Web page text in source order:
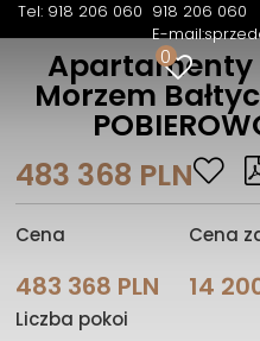
Tel: 918 206 060 918 206 060
E-mail:
0
Apartamenty
Morzem
483 368 PLN
Cena
483 368 PLN
Cena
14
Liczba pokoi